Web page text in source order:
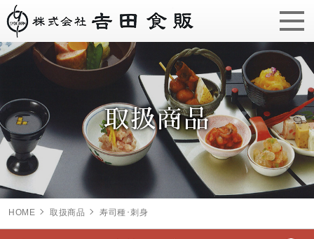
取扱商品
HOME 取扱商品 寿司種･刺身